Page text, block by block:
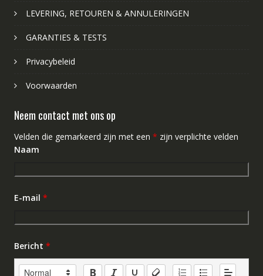
LEVERING, RETOUREN & ANNULERINGEN
GARANTIES & TESTS
Privacybeleid
Voorwaarden
Neem contact met ons op
Velden die gemarkeerd zijn met een * zijn verplichte velden
Naam
E-mail *
Bericht *